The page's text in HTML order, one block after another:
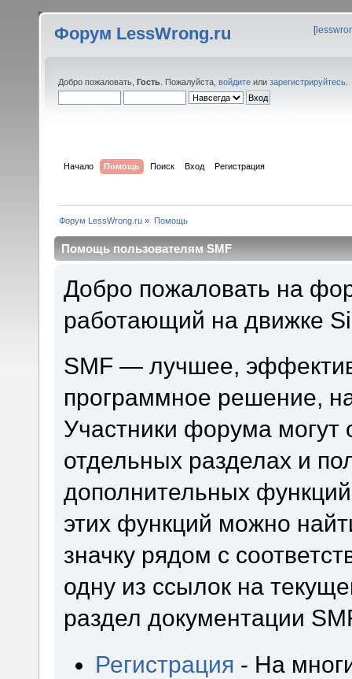
Форум LessWrong.ru [
Добро пожаловать, Гость . Пожалуйста, войдите или зарегистрируйтесь
Начало Помощь Поиск Вход Регистрация
Форум LessWrong.ru » Помощь
Помощь пользователям SMF
Добро пожаловать на
работающий на движке
SMF — лучшее,
программное решение,
Участники форума
отдельных разделах и
дополнительных
этих функций можно
значку рядом с
одну из ссылок на
раздел документации
Регистрация - На